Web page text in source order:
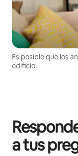
Es posible que los
edificio.
a tus